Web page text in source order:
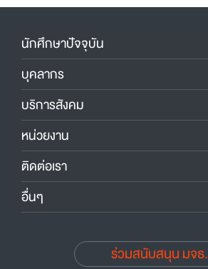
นักศึกษาปัจจุบัน
บุคลากร
บริการสังคม
หน่วยงาน
ติดต่อเรา
อื่นๆ
ร่วมสนับสนุน มจธ.